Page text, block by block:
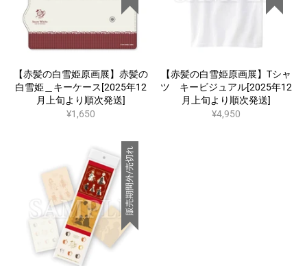
【赤髪の白雪姫原画展】赤髪の
白雪姫＿キーケース[2025年12
月上旬より順次発送]
¥1,650
【赤髪の白雪姫原画展】Tシャ
ツ キービジュアル[2025年12
月上旬より順次発送]
¥4,950
販売期間外/売切れ